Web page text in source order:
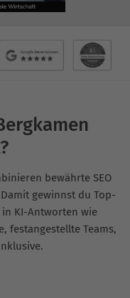
bewährte SEO
gewinnst du Top-
in KI-Antworten wie
festangestellte Teams,